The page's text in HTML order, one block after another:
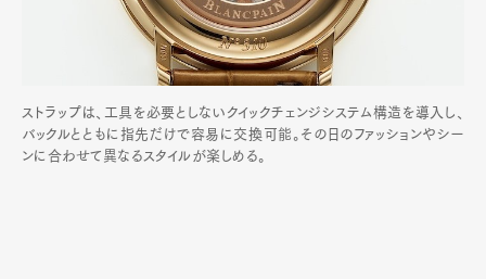
ストラップは、工具を必要としないクイックチェンジシステム構造を導入し、
バックルとともに指先だけで容易に交換可能。その日のファッションやシー
ンに合わせて異なるスタイルが楽しめる。